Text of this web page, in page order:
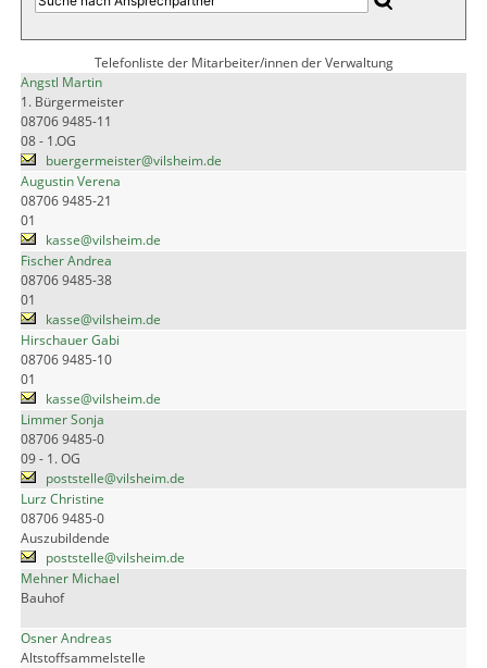
Telefonliste der Mitarbeiter/innen der Verwaltung
Angstl Martin
1. Bürgermeister
08706 9485-11
08 - 1.OG
buergermeister@vilsheim.de
Augustin Verena
08706 9485-21
01
kasse@vilsheim.de
Fischer Andrea
08706 9485-38
01
kasse@vilsheim.de
Hirschauer Gabi
08706 9485-10
01
kasse@vilsheim.de
Limmer Sonja
08706 9485-0
09 - 1. OG
poststelle@vilsheim.de
Lurz Christine
08706 9485-0
Auszubildende
poststelle@vilsheim.de
Mehner Michael
Bauhof
Osner Andreas
Altstoffsammelstelle